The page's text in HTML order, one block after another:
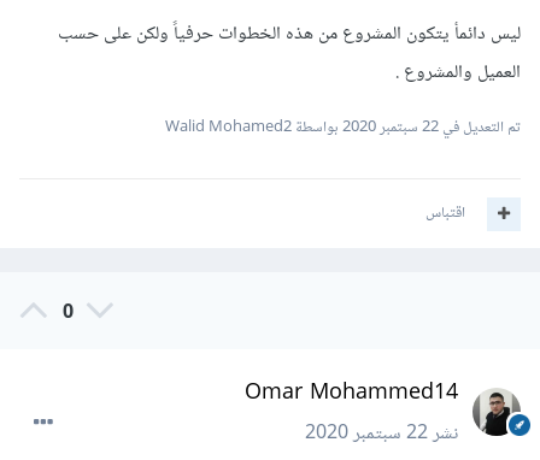
ليس دائمأ يتكون المشروع من هذه الخطوات حرفياً ولكن على حسب
العميل والمشروع .
تم التعديل في22 سبتمبر 2020 بواسطة Walid Mohamed2
اقتباس
0
Omar Mohammed14
نشر22 سبتمبر 2020